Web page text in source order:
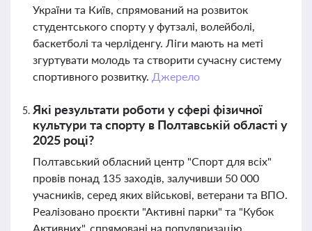
України та Київ, спрямований на розвиток
студентського спорту у футзалі, волейболі,
баскетболі та черліденгу. Ліги мають на меті
згуртувати молодь та створити сучасну систему
спортивного розвитку. Джерело
Які результати роботи у сфері фізичної
культури та спорту в Полтавській області у
2025 році?
Полтавський обласний центр "Спорт для всіх"
провів понад 135 заходів, залучивши 50 000
учасників, серед яких військові, ветерани та ВПО.
Реалізовано проєкти "Активні парки" та "Кубок
Активних", спрямовані на популяризацію